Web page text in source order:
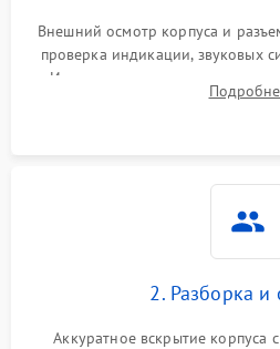
Внешний осмотр корпуса и
проверка индикации, звуковых
Измерение входного и
реакции ИБП на отключение
2. Разборка и
Аккуратное вскрытие корпуса